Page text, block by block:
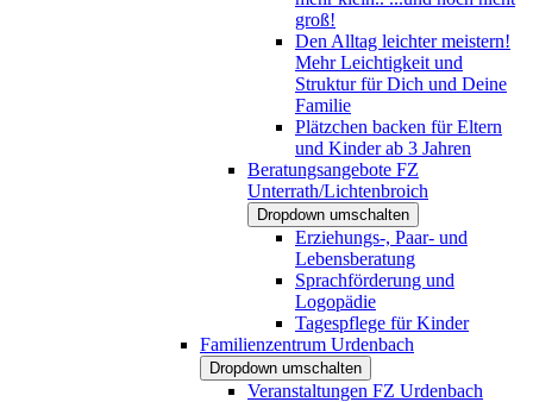
groß!
Den Alltag leichter meistern!
Mehr Leichtigkeit und
Struktur für Dich und Deine
Familie
Plätzchen backen für Eltern
und Kinder ab 3 Jahren
Beratungsangebote FZ
Unterrath/Lichtenbroich
Dropdown umschalten
Erziehungs-, Paar- und
Lebensberatung
Sprachförderung und
Logopädie
Tagespflege für Kinder
Familienzentrum Urdenbach
Dropdown umschalten
Veranstaltungen FZ Urdenbach